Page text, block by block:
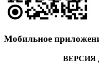
Мобильное
ВЕРСИЯ